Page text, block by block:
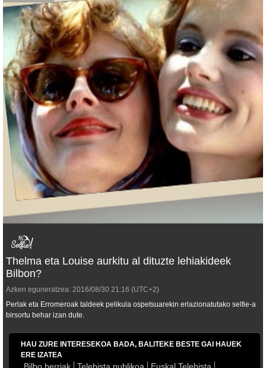
Thelma eta Louise aurkitu al dituzte lehiakideek
Bilbon?
Azken eguneratzea: 2016/08/30 21:16 (UTC+2)
Perlak eta Erromeroak taldeek pelikula ospetsuarekin erlazionatutako selfie-a
birsortu behar izan dute.
HAU ZURE INTERESEKOA BADA, BALITEKE BESTE GAI HAUEK
ERE IZATEA